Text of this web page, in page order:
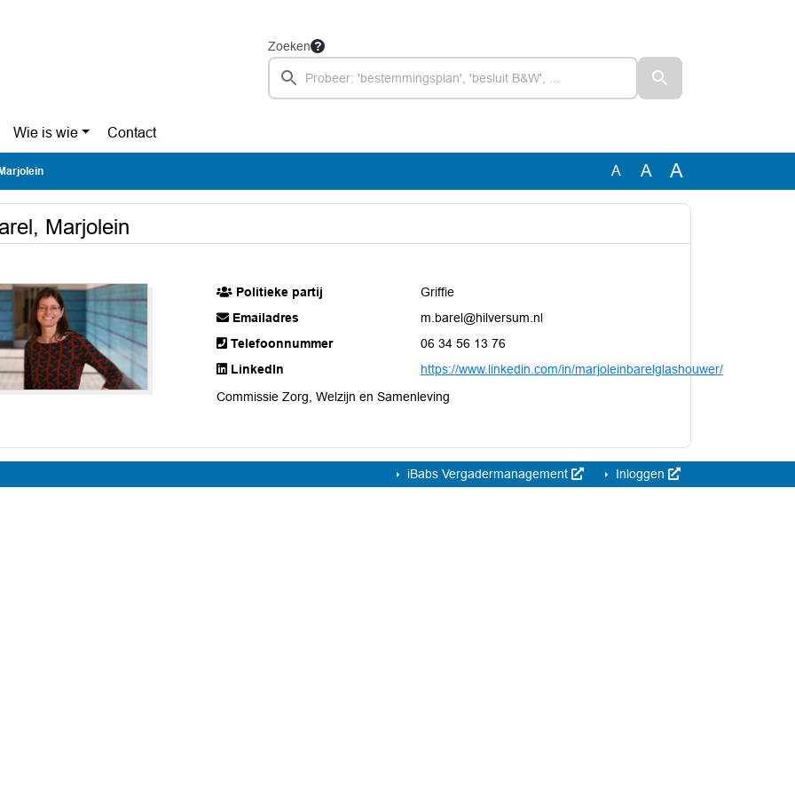
Zoeken
Wie is wie Contact
A A A
Marjolein
Politieke partij
Griffie
Emailadres
m.barel@hilversum.nl
Telefoonnummer
06 34 56 13 76
LinkedIn
https://www.linkedin.com/in/marjoleinbarelglashouwer/
Commissie Zorg, Welzijn en Samenleving
iBabs Vergadermanagement Inloggen